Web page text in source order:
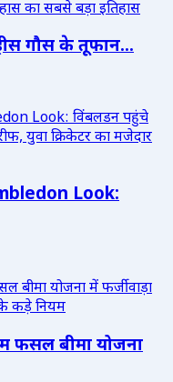
गौस के तूफान...
Look:
फसल बीमा योजना